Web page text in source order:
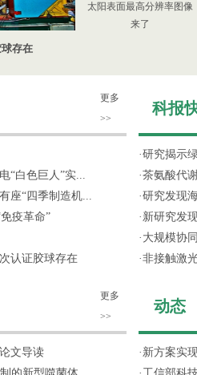
存在
太阳表面最高分辨率图像
来了
更多
>>
“白色巨人”实...
座“四季制造机...
疫革命”
认证胶球存在
更多
>>
文导读
科报
·研究揭示
·茶氨酸代
·研究发现
· 新研究发
· 大规模协
·非接触激
动态
· 新方案实